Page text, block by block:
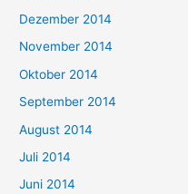
Dezember 2014
November 2014
Oktober 2014
September 2014
August 2014
Juli 2014
Juni 2014